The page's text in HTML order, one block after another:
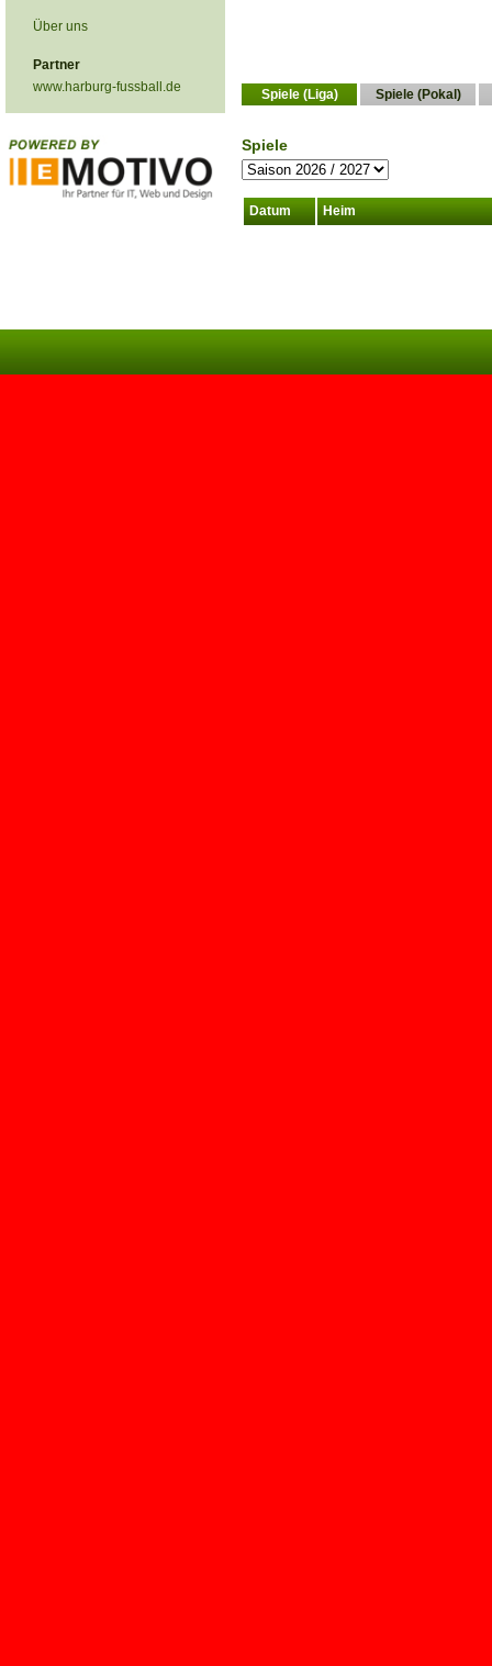
Über uns
Partner
www.harburg-fussball.de
Spiele (Liga) Spiele (Pokal)
Spiele
Datum Heim